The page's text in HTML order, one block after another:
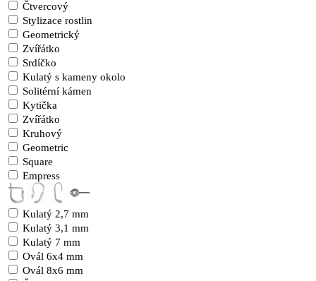
Čtvercový
Stylizace rostlin
Geometrický
Zvířátko
Srdíčko
Kulatý s kameny okolo
Solitérní kámen
Kytička
Zvířátko
Kruhový
Geometric
Square
Empress
Kulatý 2,7 mm
Kulatý 3,1 mm
Kulatý 7 mm
Ovál 6x4 mm
Ovál 8x6 mm